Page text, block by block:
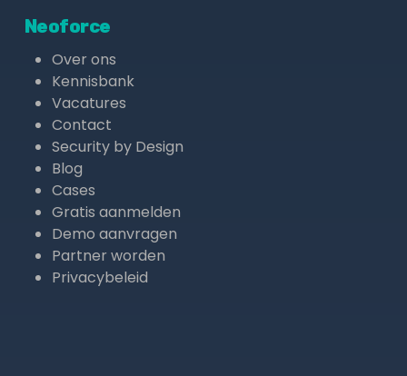
Neoforce
Over ons
Kennisbank
Vacatures
Contact
Security by Design
Blog
Cases
Gratis aanmelden
Demo aanvragen
Partner worden
Privacybeleid